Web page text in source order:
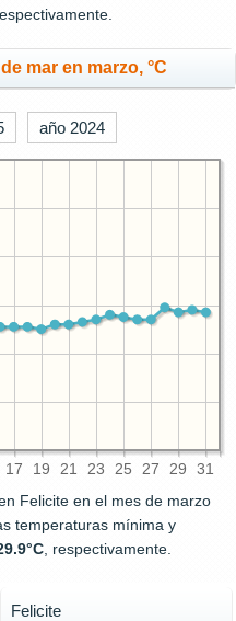
mar en marzo, °C
año 2024
17 19 21 23 25 27 29 31
Felicite en el mes de marzo
temperaturas mínima y
, respectivamente.
Felicite